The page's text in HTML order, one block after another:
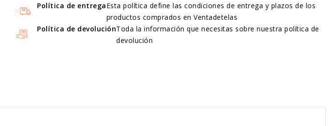
Política de entregaEsta política define las condiciones de entrega y plazos de los
productos comprados en Ventadetelas
Política de devoluciónToda la información que necesitas sobre nuestra política de
devolución